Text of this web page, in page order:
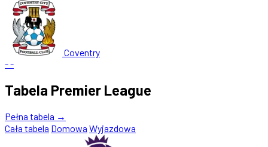
Coventry
--
Tabela Premier League
Pełna tabela →
Cała tabela Domowa Wyjazdowa